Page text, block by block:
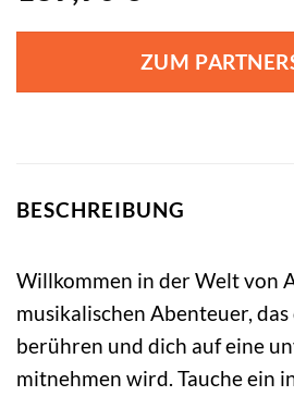
ZUM
BESCHREIBUNG
Willkommen in der Welt von
musikalischen Abenteuer, das
berühren und dich auf eine
mitnehmen wird. Tauche ein